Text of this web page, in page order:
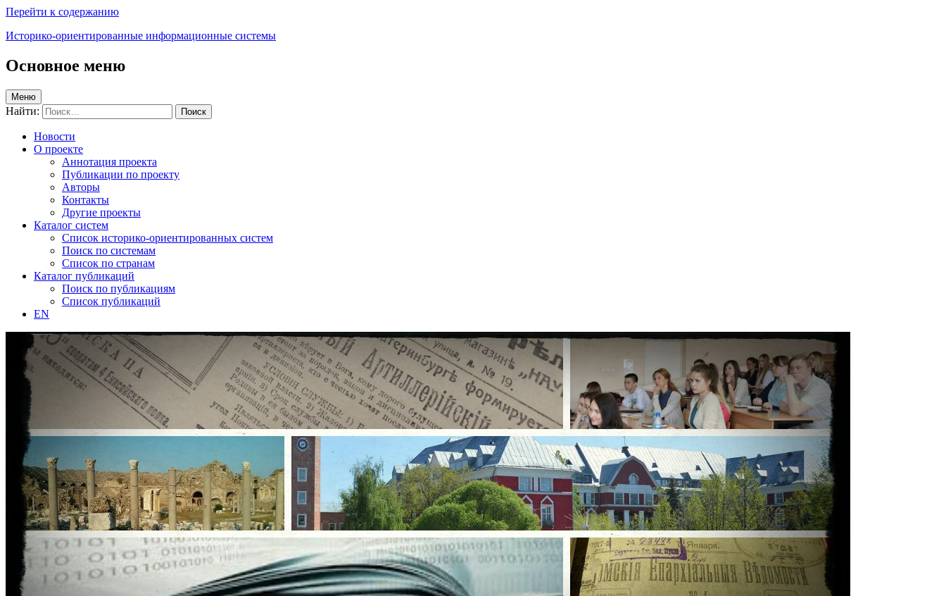
Перейти к содержанию
Историко-ориентированные информационные системы
Основное меню
Меню
Найти:
Новости
О проекте
Аннотация проекта
Публикации по проекту
Авторы
Контакты
Другие проекты
Каталог систем
Список историко-ориентированных систем
Поиск по системам
Список по странам
Каталог публикаций
Поиск по публикациям
Список публикаций
EN